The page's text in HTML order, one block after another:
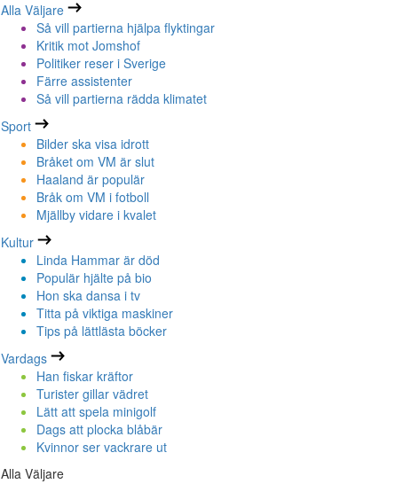
Alla Väljare
Så vill partierna hjälpa flyktingar
Kritik mot Jomshof
Politiker reser i Sverige
Färre assistenter
Så vill partierna rädda klimatet
Sport
Bilder ska visa idrott
Bråket om VM är slut
Haaland är populär
Bråk om VM i fotboll
Mjällby vidare i kvalet
Kultur
Linda Hammar är död
Populär hjälte på bio
Hon ska dansa i tv
Titta på viktiga maskiner
Tips på lättlästa böcker
Vardags
Han fiskar kräftor
Turister gillar vädret
Lätt att spela minigolf
Dags att plocka blåbär
Kvinnor ser vackrare ut
Alla Väljare